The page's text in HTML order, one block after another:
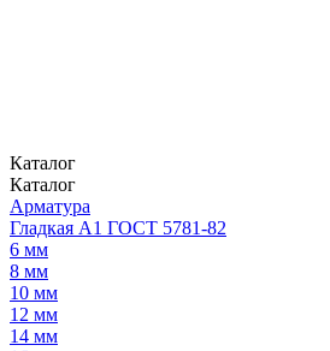
Каталог
Каталог
Арматура
Гладкая А1 ГОСТ 5781-82
6 мм
8 мм
10 мм
12 мм
14 мм